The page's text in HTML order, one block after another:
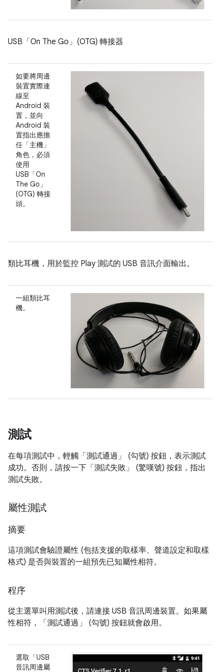
USB「On The Go」(OTG) 轉接器
如要將周邊
裝置實際連
線至
Android 裝
置，並向
Android 裝
置指出應擔
任「主機」
角色，必須
使用
USB「On
The Go」
(OTG) 轉接
頭。
類比耳機，用於監控 Play 測試的 USB 音訊介面輸出。
一組類比耳
機。
測試
在每項測試中，輕觸「測試通過」
(勾號) 按鈕，表示測試
成功。否則，請按一下「測試失敗」
(驚嘆號) 按鈕，指出
測試失敗。
屬性測試
摘要
這項測試會驗證屬性 (包括支援的取樣率、聲道設定和取樣
格式) 是否與裝置的一組預先已知屬性相符。
程序
從主選單叫用測試後，請連接 USB 音訊周邊裝置。如果屬
性相符，「測試通過」
(勾號) 按鈕就會啟用。
選取「USB
音訊周邊屬